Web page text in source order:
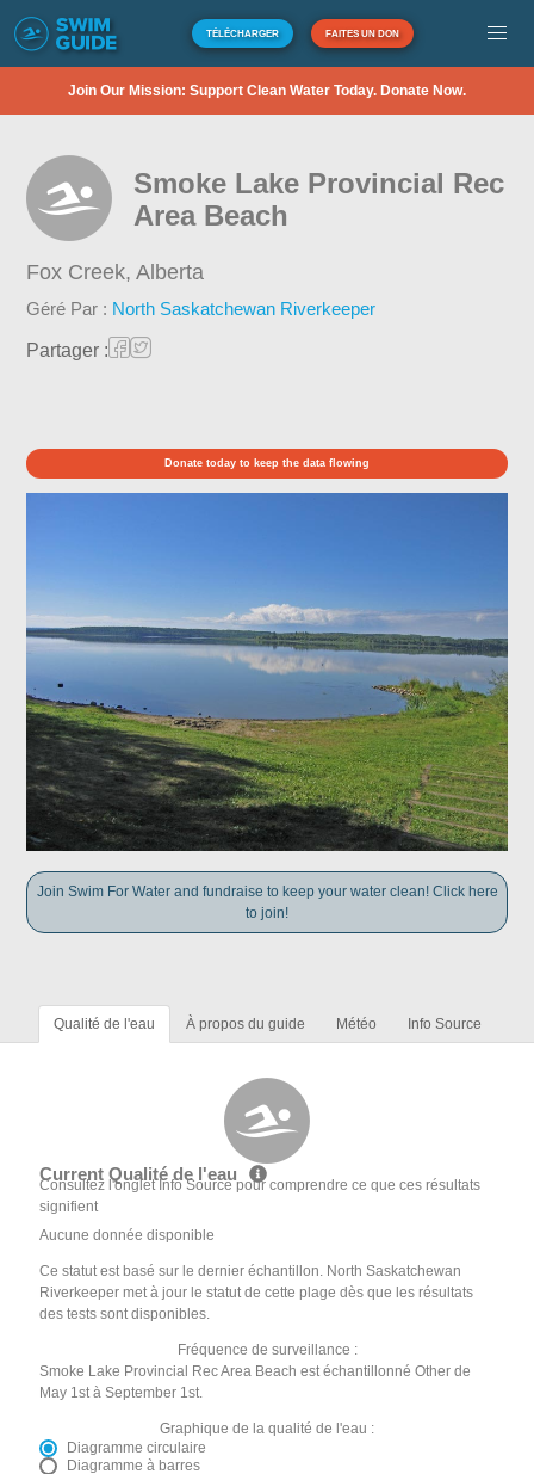
TÉLÉCHARGER FAITES UN DON
Join Our Mission: Support Clean Water Today. Donate Now.
Smoke Lake Provincial Rec
Area Beach
Fox Creek,Alberta
Géré Par : North Saskatchewan Riverkeeper
Partager :
Donate today to keep the data flowing
Join Swim For Water and fundraise to keep your water clean! Click here
to join!
Qualité de l'eau À propos du guide Météo Info Source
Current Qualité de l'eau
Consultez l'onglet Info Source pour comprendre ce que ces résultats
signifient
Aucune donnée disponible
Ce statut est basé sur le dernier échantillon. North Saskatchewan
Riverkeeper met à jour le statut de cette plage dès que les résultats
des tests sont disponibles.
Fréquence de surveillance :
Smoke Lake Provincial Rec Area Beach est échantillonné Other de
May 1st à September 1st.
Graphique de la qualité de l'eau :
Diagramme circulaire
Diagramme à barres